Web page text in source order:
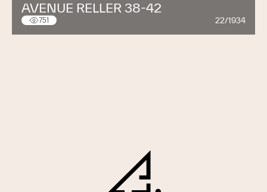
AVENUE RELLER 38-42
751 22/1934